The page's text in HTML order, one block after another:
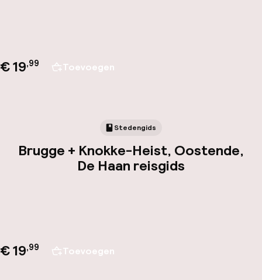
€ 19,99 Toevoegen
Stedengids
Brugge + Knokke-Heist, Oostende,
De Haan reisgids
€ 19,99 Toevoegen